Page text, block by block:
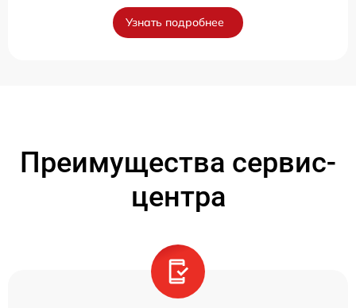
Узнать подробнее
Преимущества сервис-
центра